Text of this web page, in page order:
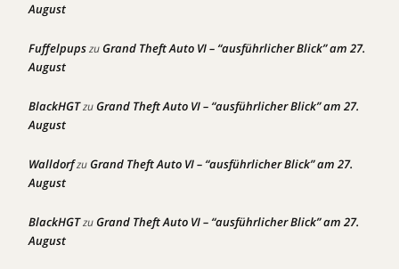
August
FuffelpupszuGrand Theft Auto VI – “ausführlicher Blick” am 27.
August
BlackHGTzuGrand Theft Auto VI – “ausführlicher Blick” am 27.
August
WalldorfzuGrand Theft Auto VI – “ausführlicher Blick” am 27.
August
BlackHGTzuGrand Theft Auto VI – “ausführlicher Blick” am 27.
August